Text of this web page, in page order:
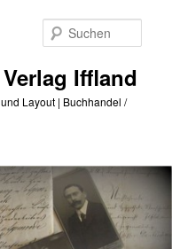
Iffland
Layout | Buchhandel /